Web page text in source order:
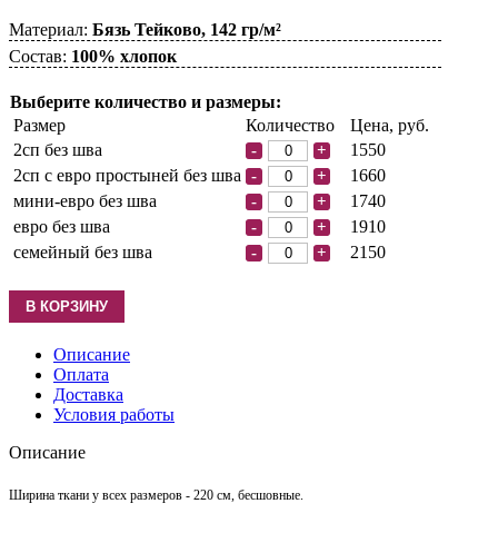
Материал: Бязь Тейково, 142 гр/м²
Состав: 100% хлопок
Выберите количество и размеры:
Размер
Количество
Цена, руб.
2сп без шва
- +
1550
2сп с евро простыней без шва
- +
1660
мини-евро без шва
- +
1740
евро без шва
- +
1910
семейный без шва
- + 2150
Описание
Оплата
Доставка
Условия работы
Описание
Ширина ткани у всех размеров - 220 см, бесшовные.